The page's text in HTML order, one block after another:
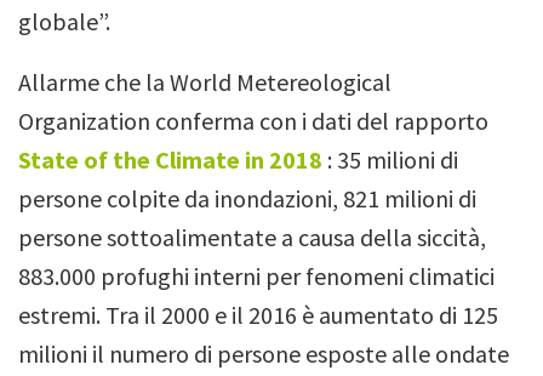
globale”.
Allarme che la World Metereological
Organization conferma con i dati del rapporto
State of the Climate in 2018 : 35 milioni di
persone colpite da inondazioni, 821 milioni di
persone sottoalimentate a causa della siccità,
883.000 profughi interni per fenomeni climatici
estremi. Tra il 2000 e il 2016 è aumentato di 125
milioni il numero di persone esposte alle ondate